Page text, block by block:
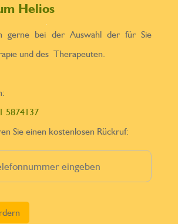
Helios
gerne bei der Auswahl der für Sie
und des Therapeuten.
5874137
Sie einen kostenlosen Rückruf: